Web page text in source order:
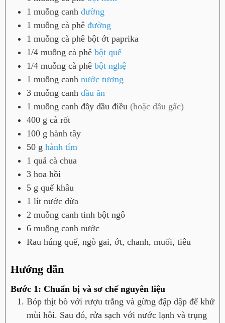
1 muỗng canh đường
1 muỗng cà phê đường
1 muỗng cà phê bột ớt paprika
1/4 muỗng cà phê bột quế
1/4 muỗng cà phê bột nghệ
1 muỗng canh nước tương
3 muỗng canh dầu ăn
1 muỗng canh đầy dầu điều (hoặc dầu gấc)
400 g cà rốt
100 g hành tây
50 g hành tím
1 quả cà chua
3 hoa hồi
5 g quế khâu
1 lít nước dừa
2 muỗng canh tinh bột ngô
6 muỗng canh nước
Rau húng quế, ngò gai, ớt, chanh, muối, tiêu
Hướng dẫn
Bước 1: Chuẩn bị và sơ chế nguyên liệu
Bóp thịt bò với rượu trắng và gừng đập dập để khử
mùi hôi. Sau đó, rửa sạch với nước lạnh và trụng